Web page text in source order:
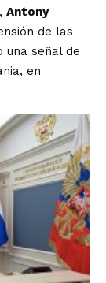
Antony
de las
señal de
en